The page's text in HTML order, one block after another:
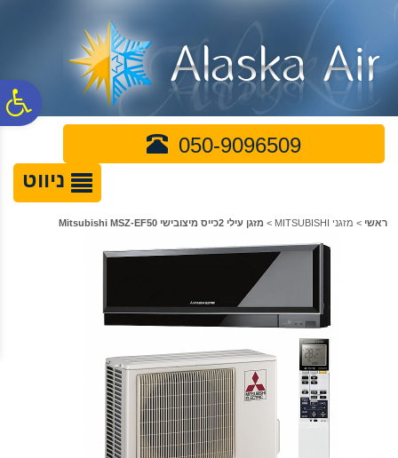
נגישות
המרכזי
050-9096509
ניווט
ראשי > מזגני MITSUBISHI > מזגן עילי 2כייס מיצובישי Mitsubishi MSZ-EF50